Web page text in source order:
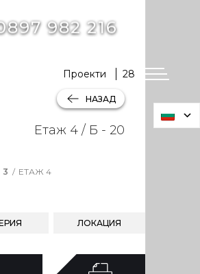
НАЗАД
Етаж 4 / Б - 20
3
ЕТАЖ 4
ЛОКАЦИЯ
Проекти 28
982 216